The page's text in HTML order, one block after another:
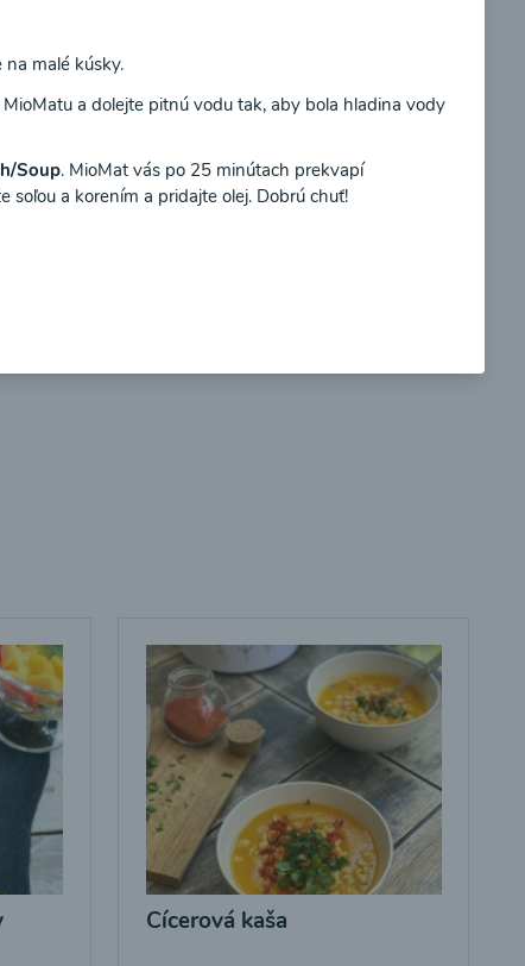
Brokolicové cappuccino
Cícerová kaša
malé kúsky.
a dolejte pitnú vodu tak, aby bola hladina vody
Soup. MioMat vás po 25 minútach prekvapí
soľou a korením a pridajte olej. Dobrú chuť!